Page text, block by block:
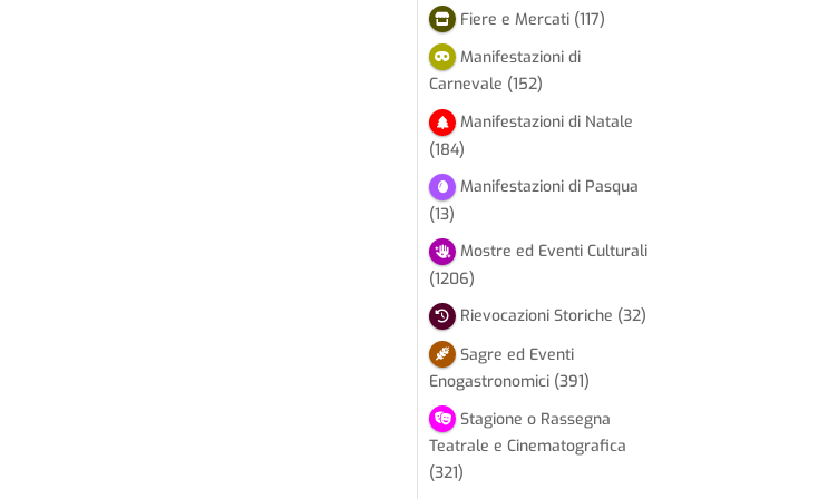
Fiere e Mercati (117)
Manifestazioni di
Carnevale (152)
Manifestazioni di Natale
(184)
Manifestazioni di Pasqua
(13)
Mostre ed Eventi Culturali
(1206)
Rievocazioni Storiche (32)
Sagre ed Eventi
Enogastronomici (391)
Stagione o Rassegna
Teatrale e Cinematografica
(321)